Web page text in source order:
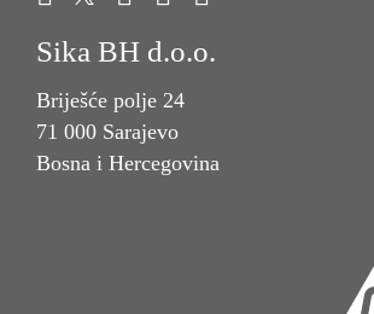
Sika BH d.o.o.
Briješće polje 24
71 000 Sarajevo
Bosna i Hercegovina